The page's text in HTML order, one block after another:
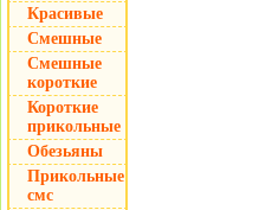
Красивые
Смешные
Смешные
короткие
Короткие
прикольные
Обезьяны
Прикольные
смс